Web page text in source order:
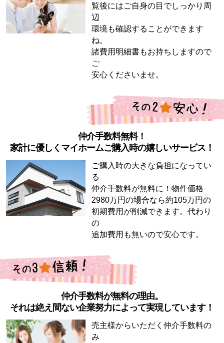
覧後にはご自身の目でしっかり周
辺
環境も確認することができます
ね。
諸費用明細書もお持ちしますので
ご
安心くださいませ。
仲介手数料無料！
家計に優しくマイホームご購入時の嬉しいサービス！
ご購入時の大きな負担になってい
る
仲介手数料が無料に！物件価格
2980万円の場合なら約105万円の
初期費用が削減できます。代わり
の
追加費用も無いので安心です。
仲介手数料が無料の理由。
それは絶え間ない企業努力によって実現しています！
売主様からいただく仲介手数料の
み